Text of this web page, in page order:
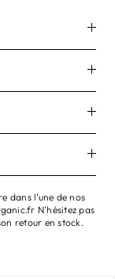
dans l’une de nos
N'hésitez pas
retour en stock.